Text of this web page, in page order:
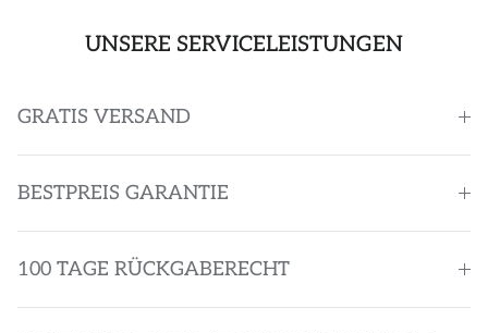
UNSERE SERVICELEISTUNGEN
GRATIS VERSAND
BESTPREIS GARANTIE
100 TAGE RÜCKGABERECHT